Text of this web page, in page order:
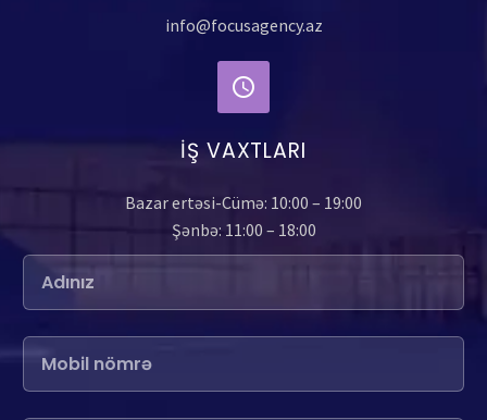
info@focusagency.az
İŞ VAXTLARI
Bazar ertəsi-Cümə: 10:00 – 19:00
Şənbə: 11:00 – 18:00